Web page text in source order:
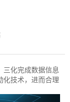
三化完成数据信息
化技术，进而合理